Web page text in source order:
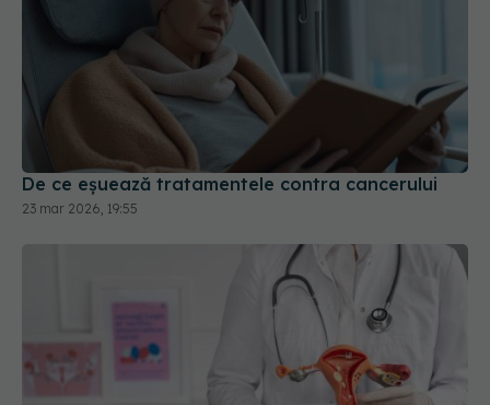
De ce eșuează tratamentele contra cancerului